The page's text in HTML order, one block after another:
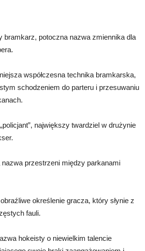
bramkarz, potoczna nazwa zmiennika dla
współczesna technika bramkarska,
schodzeniem do parteru i przesuwaniu
największy twardziel w drużynie
przestrzeni między parkanami
określenie gracza, który słynie z
fauli.
hokeisty o niewielkim talencie